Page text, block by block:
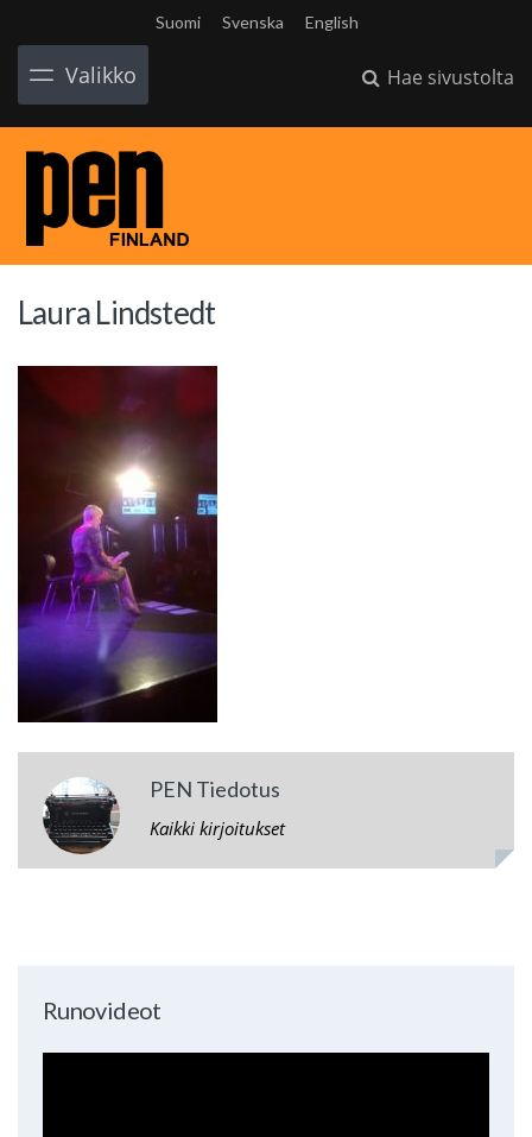
Suomi Svenska English
Valikko Hae sivustolta
Laura Lindstedt
PEN Tiedotus
Kaikki kirjoitukset
Runovideot